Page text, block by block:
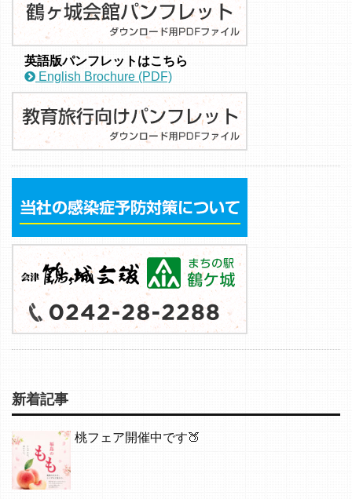
英語版パンフレットはこちら
English Brochure (PDF)
新着記事
桃フェア開催中です🍑